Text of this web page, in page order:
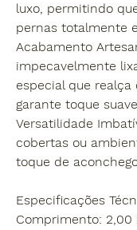
luxo, permitindo
pernas totalmente
​Acabamento
impecavelmente
especial que realça
garante toque
​Versatilidade
cobertas ou
toque de
​Especificações
​Comprimento: 2,00